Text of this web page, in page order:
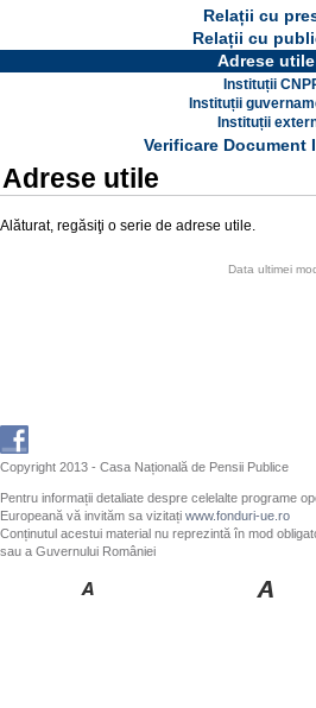
Relații cu
Relații cu
Adrese utile
Instituții
Instituții
Instituții
Verificare Document
Adrese utile
Alăturat, regăsiţi o serie de adrese utile.
Data ultimei
Copyright 2013 - Casa Națională de Pensii Publice
Pentru informații detaliate despre celelalte programe
Europeană vă invităm sa vizitați www.fonduri-ue.ro
Conținutul acestui material nu reprezintă în mod
sau a Guvernului României